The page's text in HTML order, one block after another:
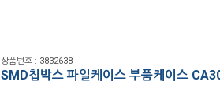
상품번호 : 3832638
SMD칩박스 파일케이스 부품케이스